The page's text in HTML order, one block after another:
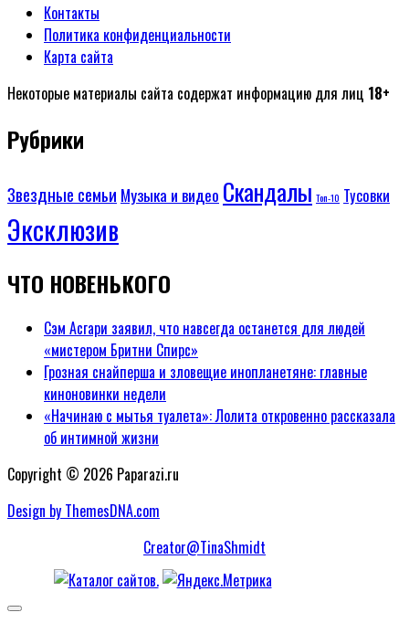
Контакты
Политика конфиденциальности
Карта сайта
Некоторые материалы сайта содержат информацию для лиц 18+
Рубрики
Звездные семьи Музыка и видео Скандалы Топ-10 Тусовки
Эксклюзив
ЧТО НОВЕНЬКОГО
Сэм Асгари заявил, что навсегда останется для людей
«мистером Бритни Спирс»
Грозная снайперша и зловещие инопланетяне: главные
киноновинки недели
«Начинаю с мытья туалета»: Лолита откровенно рассказала
об интимной жизни
Copyright © 2026 Paparazi.ru
Design by ThemesDNA.com
Creator@TinaShmidt
Scroll